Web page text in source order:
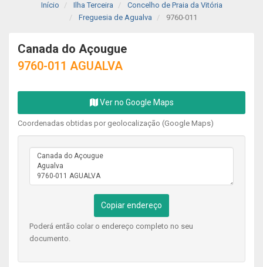
Início Ilha Terceira
Concelho de Praia da Vitória
Freguesia de Agualva
9760-011
Canada do Açougue
9760-011 AGUALVA
Ver no Google Maps
Coordenadas obtidas por geolocalização (Google Maps)
Copiar endereço
Poderá então colar o endereço completo no seu
documento.